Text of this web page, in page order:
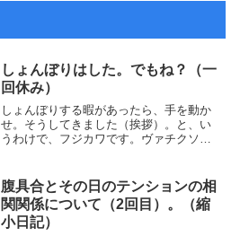
しょんぼりはした。でもね？（一
回休み）
しょんぼりする暇があったら、手を動か
せ。そうしてきました（挨拶）。と、い
うわけで、フジカワです。ヴァチクソに
きことは、あらかた、ま、つまりはそう
いうことですよ（？）...
腹具合とその日のテンションの相
関関係について（2回目）。（縮
小日記）